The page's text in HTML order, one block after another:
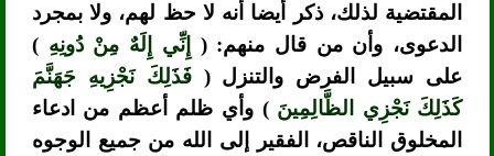
المقتضية لذلك، ذكر أيضا أنه لا حظ لهم، ولا بمجرد
الدعوى، وأن من قال منهم: ( إِنِّي إِلَهٌ مِنْ دُونِهِ)
على سبيل الفرض والتنزل ( فَذَلِكَ نَجْزِيهِ جَهَنَّمَ
كَذَلِكَ نَجْزِي الظَّالِمِينَ) وأي ظلم أعظم من ادعاء
المخلوق الناقص، الفقير إلى الله من جميع الوجوه